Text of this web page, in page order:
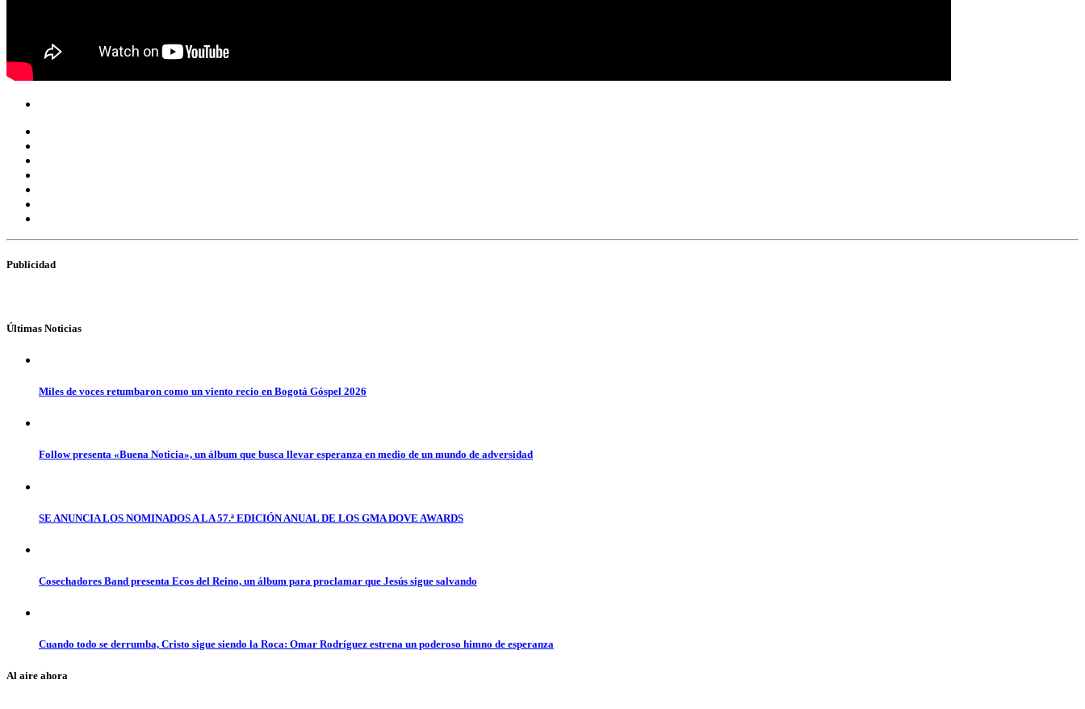
Publicidad
Últimas Noticias
Miles de voces retumbaron como un viento recio en Bogotá Góspel 2026
Follow presenta «Buena Noticia», un álbum que busca llevar esperanza en medio de un mundo de adversidad
SE ANUNCIA LOS NOMINADOS A LA 57.ª EDICIÓN ANUAL DE LOS GMA DOVE AWARDS
Cosechadores Band presenta Ecos del Reino, un álbum para proclamar que Jesús sigue salvando
Cuando todo se derrumba, Cristo sigue siendo la Roca: Omar Rodríguez estrena un poderoso himno de esperanza
Al aire ahora